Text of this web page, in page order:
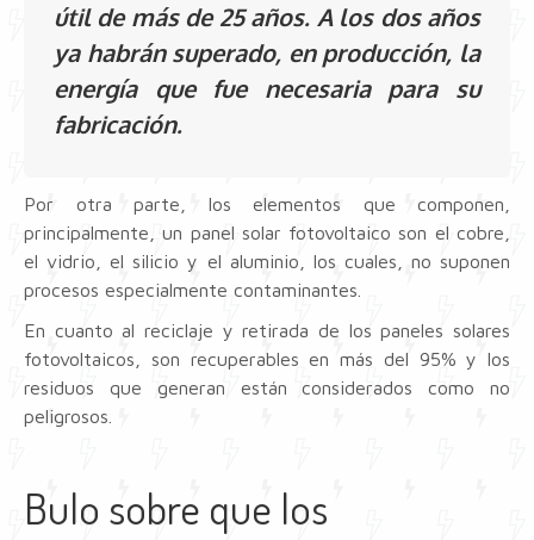
útil de más de 25 años. A los dos años
ya habrán superado, en producción, la
energía que fue necesaria para su
fabricación.
Por otra parte, los elementos que componen,
principalmente, un panel solar fotovoltaico son el cobre,
el vidrio, el silicio y el aluminio, los cuales, no suponen
procesos especialmente contaminantes.
En cuanto al reciclaje y retirada de los paneles solares
fotovoltaicos, son recuperables en más del 95% y los
residuos que generan están considerados como no
peligrosos.
Bulo sobre que los